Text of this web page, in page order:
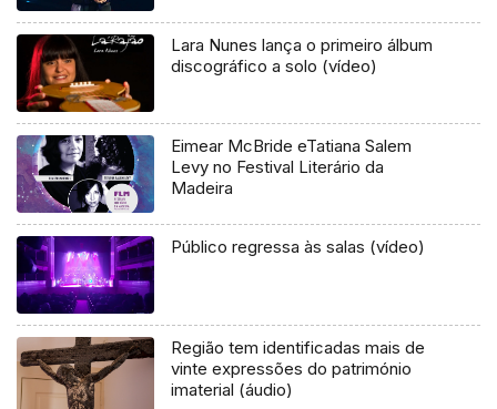
Lara Nunes lança o primeiro álbum
discográfico a solo (vídeo)
Eimear McBride eTatiana Salem
Levy no Festival Literário da
Madeira
Público regressa às salas (vídeo)
Região tem identificadas mais de
vinte expressões do património
imaterial (áudio)